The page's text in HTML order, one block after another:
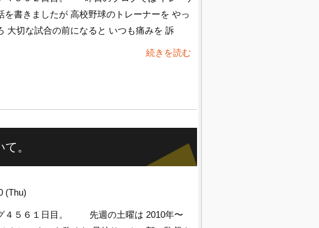
を書きましたが 高校野球のトレーナーを やっ
大切な試合の前になると いつも痛みを 訴
続きを読む
。
(Thu)
４５６１日目。 先週の土曜は 2010年〜